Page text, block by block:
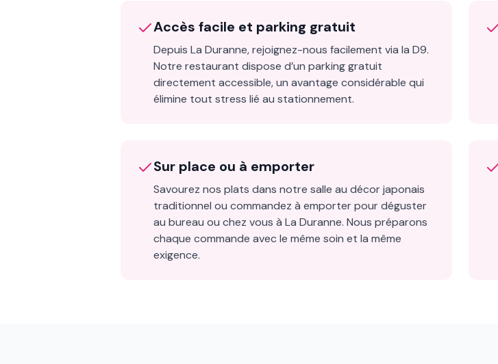
Accès facile et parking gratuit
Depuis La Duranne, rejoignez-nous facilement via la D9.
Notre restaurant dispose d’un parking gratuit
directement accessible, un avantage considérable qui
élimine tout stress lié au stationnement.
Sur place ou à emporter
Savourez nos plats dans notre salle au décor japonais
traditionnel ou commandez à emporter pour déguster
au bureau ou chez vous à La Duranne. Nous préparons
chaque commande avec le même soin et la même
exigence.